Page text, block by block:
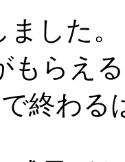
した。
もらえ
終わる